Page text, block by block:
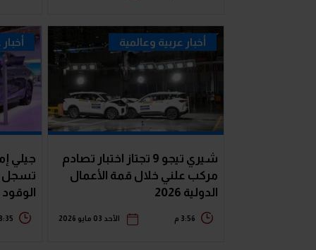
أخبار عربية وعالمية
شيري تيجو 9 تجتاز اختبار تصادم
مركب علني خلال قمة الأعمال
الدولية 2026
3:56 م الأحد 03 مايو 2026
تسجل
3:35